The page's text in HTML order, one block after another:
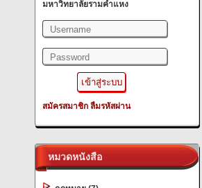
มหาวิทยาลัยรามคำแหง
สมัครสมาชิก ลืมรหัสผ่าน
หมวดหนังสือ